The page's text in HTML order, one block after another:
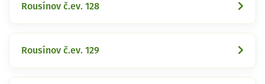
Rousínov č.ev. 128
Rousínov č.ev. 129